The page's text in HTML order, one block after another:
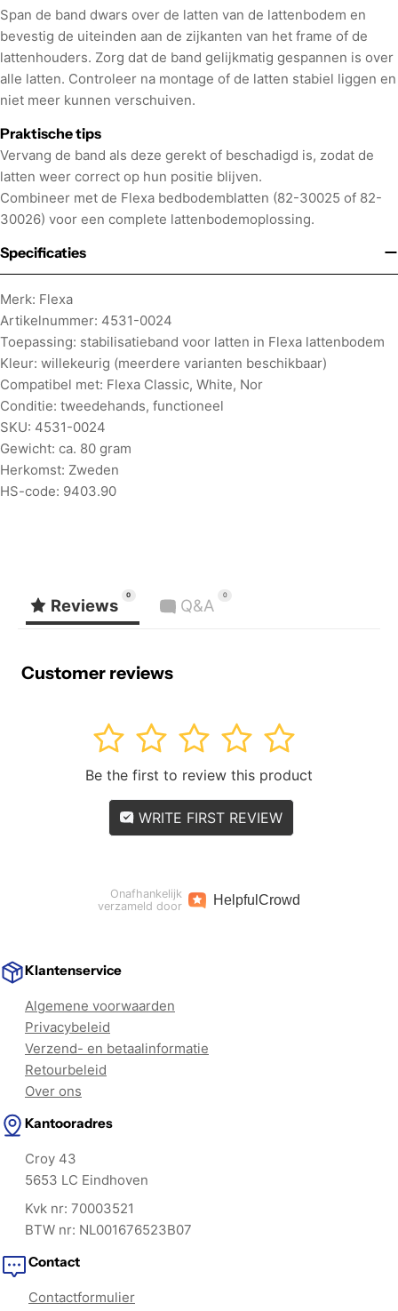
Span de band dwars over de latten van de lattenbodem en
bevestig de uiteinden aan de zijkanten van het frame of de
lattenhouders. Zorg dat de band gelijkmatig gespannen is over
alle latten. Controleer na montage of de latten stabiel liggen en
niet meer kunnen verschuiven.
Praktische tips
Vervang de band als deze gerekt of beschadigd is, zodat de
latten weer correct op hun positie blijven.
Combineer met de Flexa bedbodemblatten (82-30025 of 82-
30026) voor een complete lattenbodemoplossing.
Specificaties
Merk: Flexa
Artikelnummer: 4531-0024
Toepassing: stabilisatieband voor latten in Flexa lattenbodem
Kleur: willekeurig (meerdere varianten beschikbaar)
Compatibel met: Flexa Classic, White, Nor
Conditie: tweedehands, functioneel
SKU: 4531-0024
Gewicht: ca. 80 gram
Herkomst: Zweden
HS-code: 9403.90
Reviews
0
Q&A
0
Customer reviews
5
4
3
2
1
Be the first to review this product
WRITE FIRST REVIEW
Onafhankelijk
verzameld door
Helpful Crowd
Klantenservice
Algemene voorwaarden
Privacybeleid
Verzend- en betaalinformatie
Retourbeleid
Over ons
Kantooradres
Croy 43
5653 LC Eindhoven
Kvk nr: 70003521
BTW nr: NL001676523B07
Contact
Contactformulier